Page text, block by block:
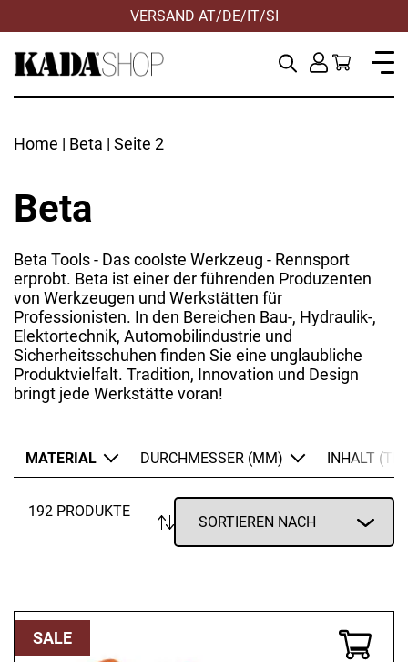
VERSAND AT/DE/IT/SI
Home | Beta | Seite 2
Beta
Beta Tools - Das coolste Werkzeug - Rennsport
erprobt. Beta ist einer der führenden Produzenten
von Werkzeugen und Werkstätten für
Professionisten. In den Bereichen Bau-, Hydraulik-,
Elektortechnik, Automobilindustrie und
Sicherheitsschuhen finden Sie eine unglaubliche
Produktvielfalt. Tradition, Innovation und Design
bringt jede Werkstätte voran!
MATERIAL
Metall DURCHMESSER (MM) INHALT
ZURÜCKSETZEN ANWENDEN
192 PRODUKTE
SALE